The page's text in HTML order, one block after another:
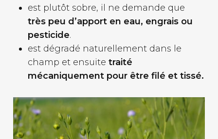
est plutôt sobre, il ne demande que
très peu d’apport en eau, engrais ou
pesticide.
est dégradé naturellement dans le
champ et ensuite traité
mécaniquement pour être filé et tissé.